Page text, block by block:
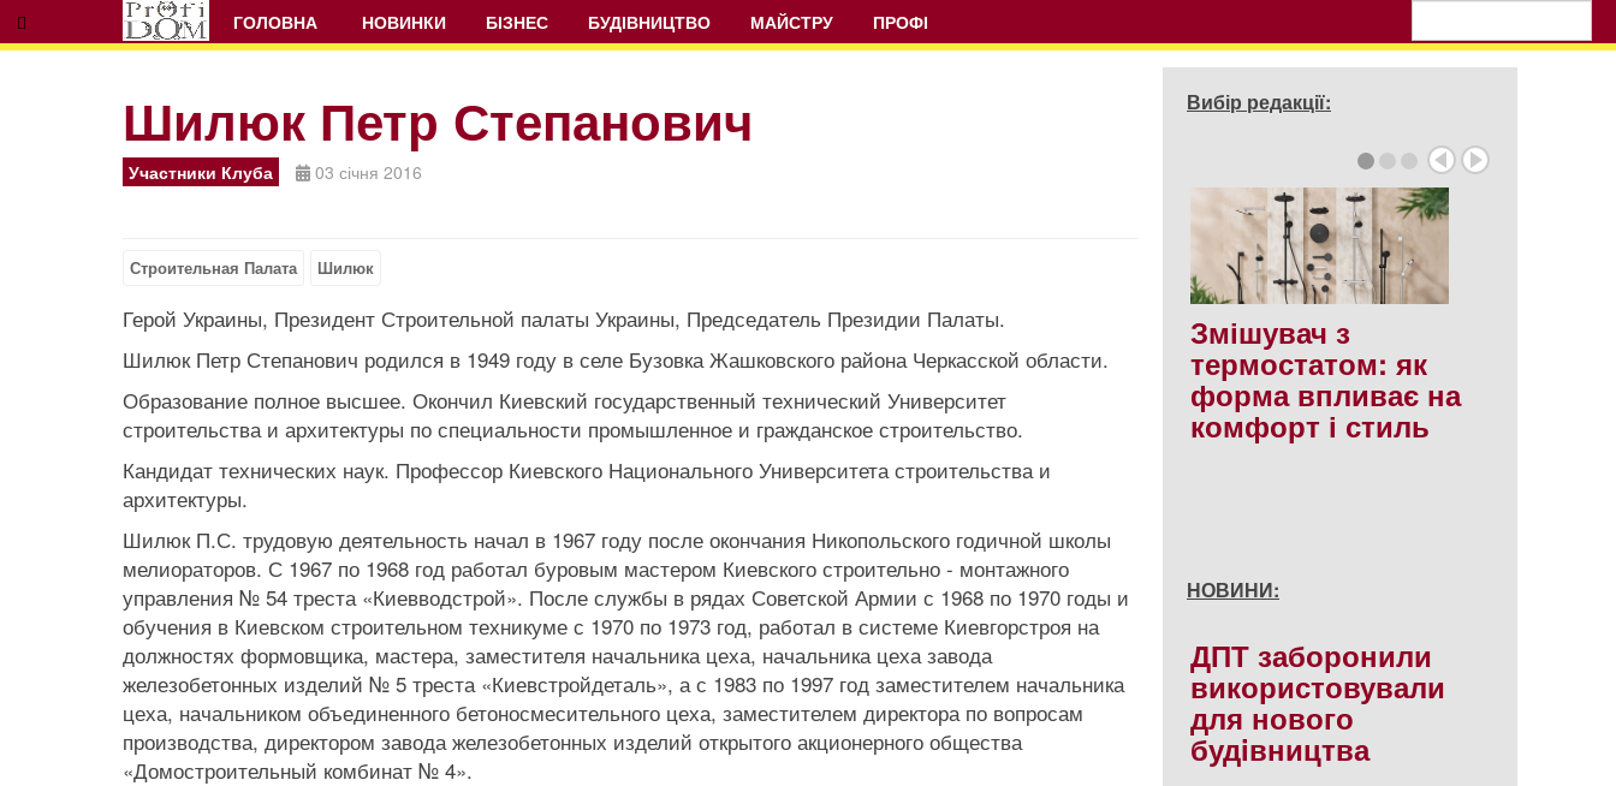
ГОЛОВНА НОВИНКИ БІЗНЕС БУДІВНИЦТВО МАЙСТРУ ПРОФІ
Шилюк Петр Степанович
Участники Клуба 03 січня 2016
Строительная Палата Шилюк
Герой Украины, Президент Строительной палаты Украины, Председатель Президии Палаты.
Шилюк Петр Степанович родился в 1949 году в селе Бузовка Жашковского района Черкасской области.
Образование полное высшее. Окончил Киевский государственный технический Университет
строительства и архитектуры по специальности промышленное и гражданское строительство.
Кандидат технических наук. Профессор Киевского Национального Университета строительства и
архитектуры.
Шилюк П.С. трудовую деятельность начал в 1967 году после окончания Никопольского годичной школы
мелиораторов. С 1967 по 1968 год работал буровым мастером Киевского строительно - монтажного
управления № 54 треста «Киевводстрой». После службы в рядах Советской Армии с 1968 по 1970 годы и
обучения в Киевском строительном техникуме с 1970 по 1973 год, работал в системе Киевгорстроя на
должностях формовщика, мастера, заместителя начальника цеха, начальника цеха завода
железобетонных изделий № 5 треста «Киевстройдеталь», а с 1983 по 1997 год заместителем начальника
цеха, начальником объединенного бетоносмесительного цеха, заместителем директора по вопросам
производства, директором завода железобетонных изделий открытого акционерного общества
«Домостроительный комбинат № 4».
Вибір редакції:
Prev Next
Змішувач з
термостатом: як
форма впливає на
комфорт і стиль
НОВИНИ:
ДПТ заборонили
використовували
для нового
будiвництва